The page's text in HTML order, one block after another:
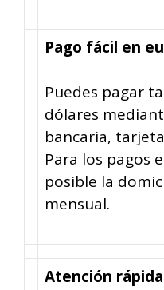
Pago fácil en
Puedes pagar
dólares
bancaria,
Para los pagos
posible la
mensual.
Atención